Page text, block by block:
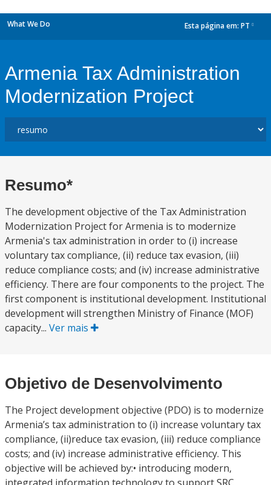
What We Do Esta página em: PT
Armenia Tax Administration
Modernization Project
Resumo*
The development objective of the Tax Administration
Modernization Project for Armenia is to modernize
Armenia's tax administration in order to (i) increase
voluntary tax compliance, (ii) reduce tax evasion, (iii)
reduce compliance costs; and (iv) increase administrative
efficiency. There are four components to the project. The
first component is institutional development. Institutional
development will strengthen Ministry of Finance (MOF)
capacity... Ver mais
Objetivo de Desenvolvimento
The Project development objective (PDO) is to modernize
Armenia’s tax administration to (i) increase voluntary tax
compliance, (ii)reduce tax evasion, (iii) reduce compliance
costs; and (iv) increase administrative efficiency. This
objective will be achieved by:• introducing modern,